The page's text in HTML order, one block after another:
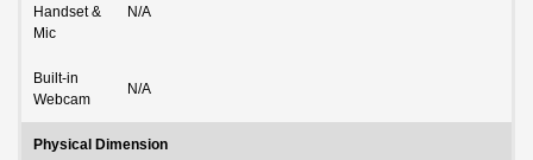
Handset &
Mic
N/A
Built-in
Webcam
N/A
Physical Dimension